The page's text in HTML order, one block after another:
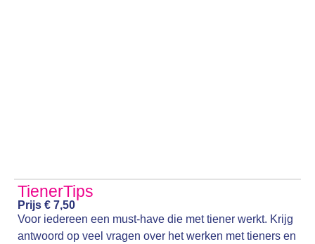
TienerTips
Prijs € 7,50
Voor iedereen een must-have die met tiener werkt. Krijg
antwoord op veel vragen over het werken met tieners en